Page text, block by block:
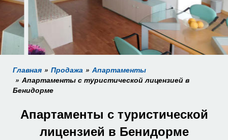
Главная Продажа
Апартаменты
Апартаменты с туристической лицензией в
Бенидорме
Апартаменты с туристической
лицензией в Бенидорме